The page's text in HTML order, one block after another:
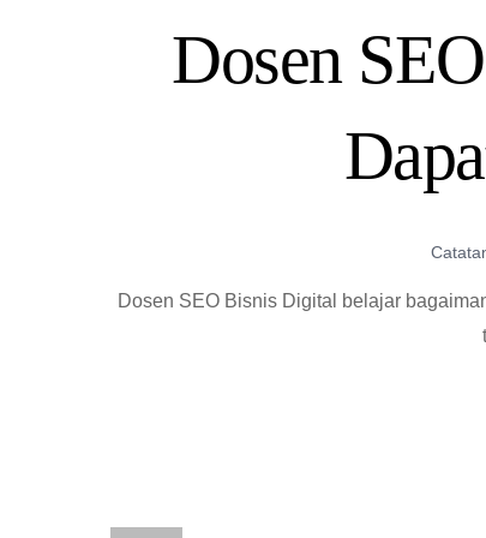
Dosen
Dosen SEO Bisnis Digital belajar